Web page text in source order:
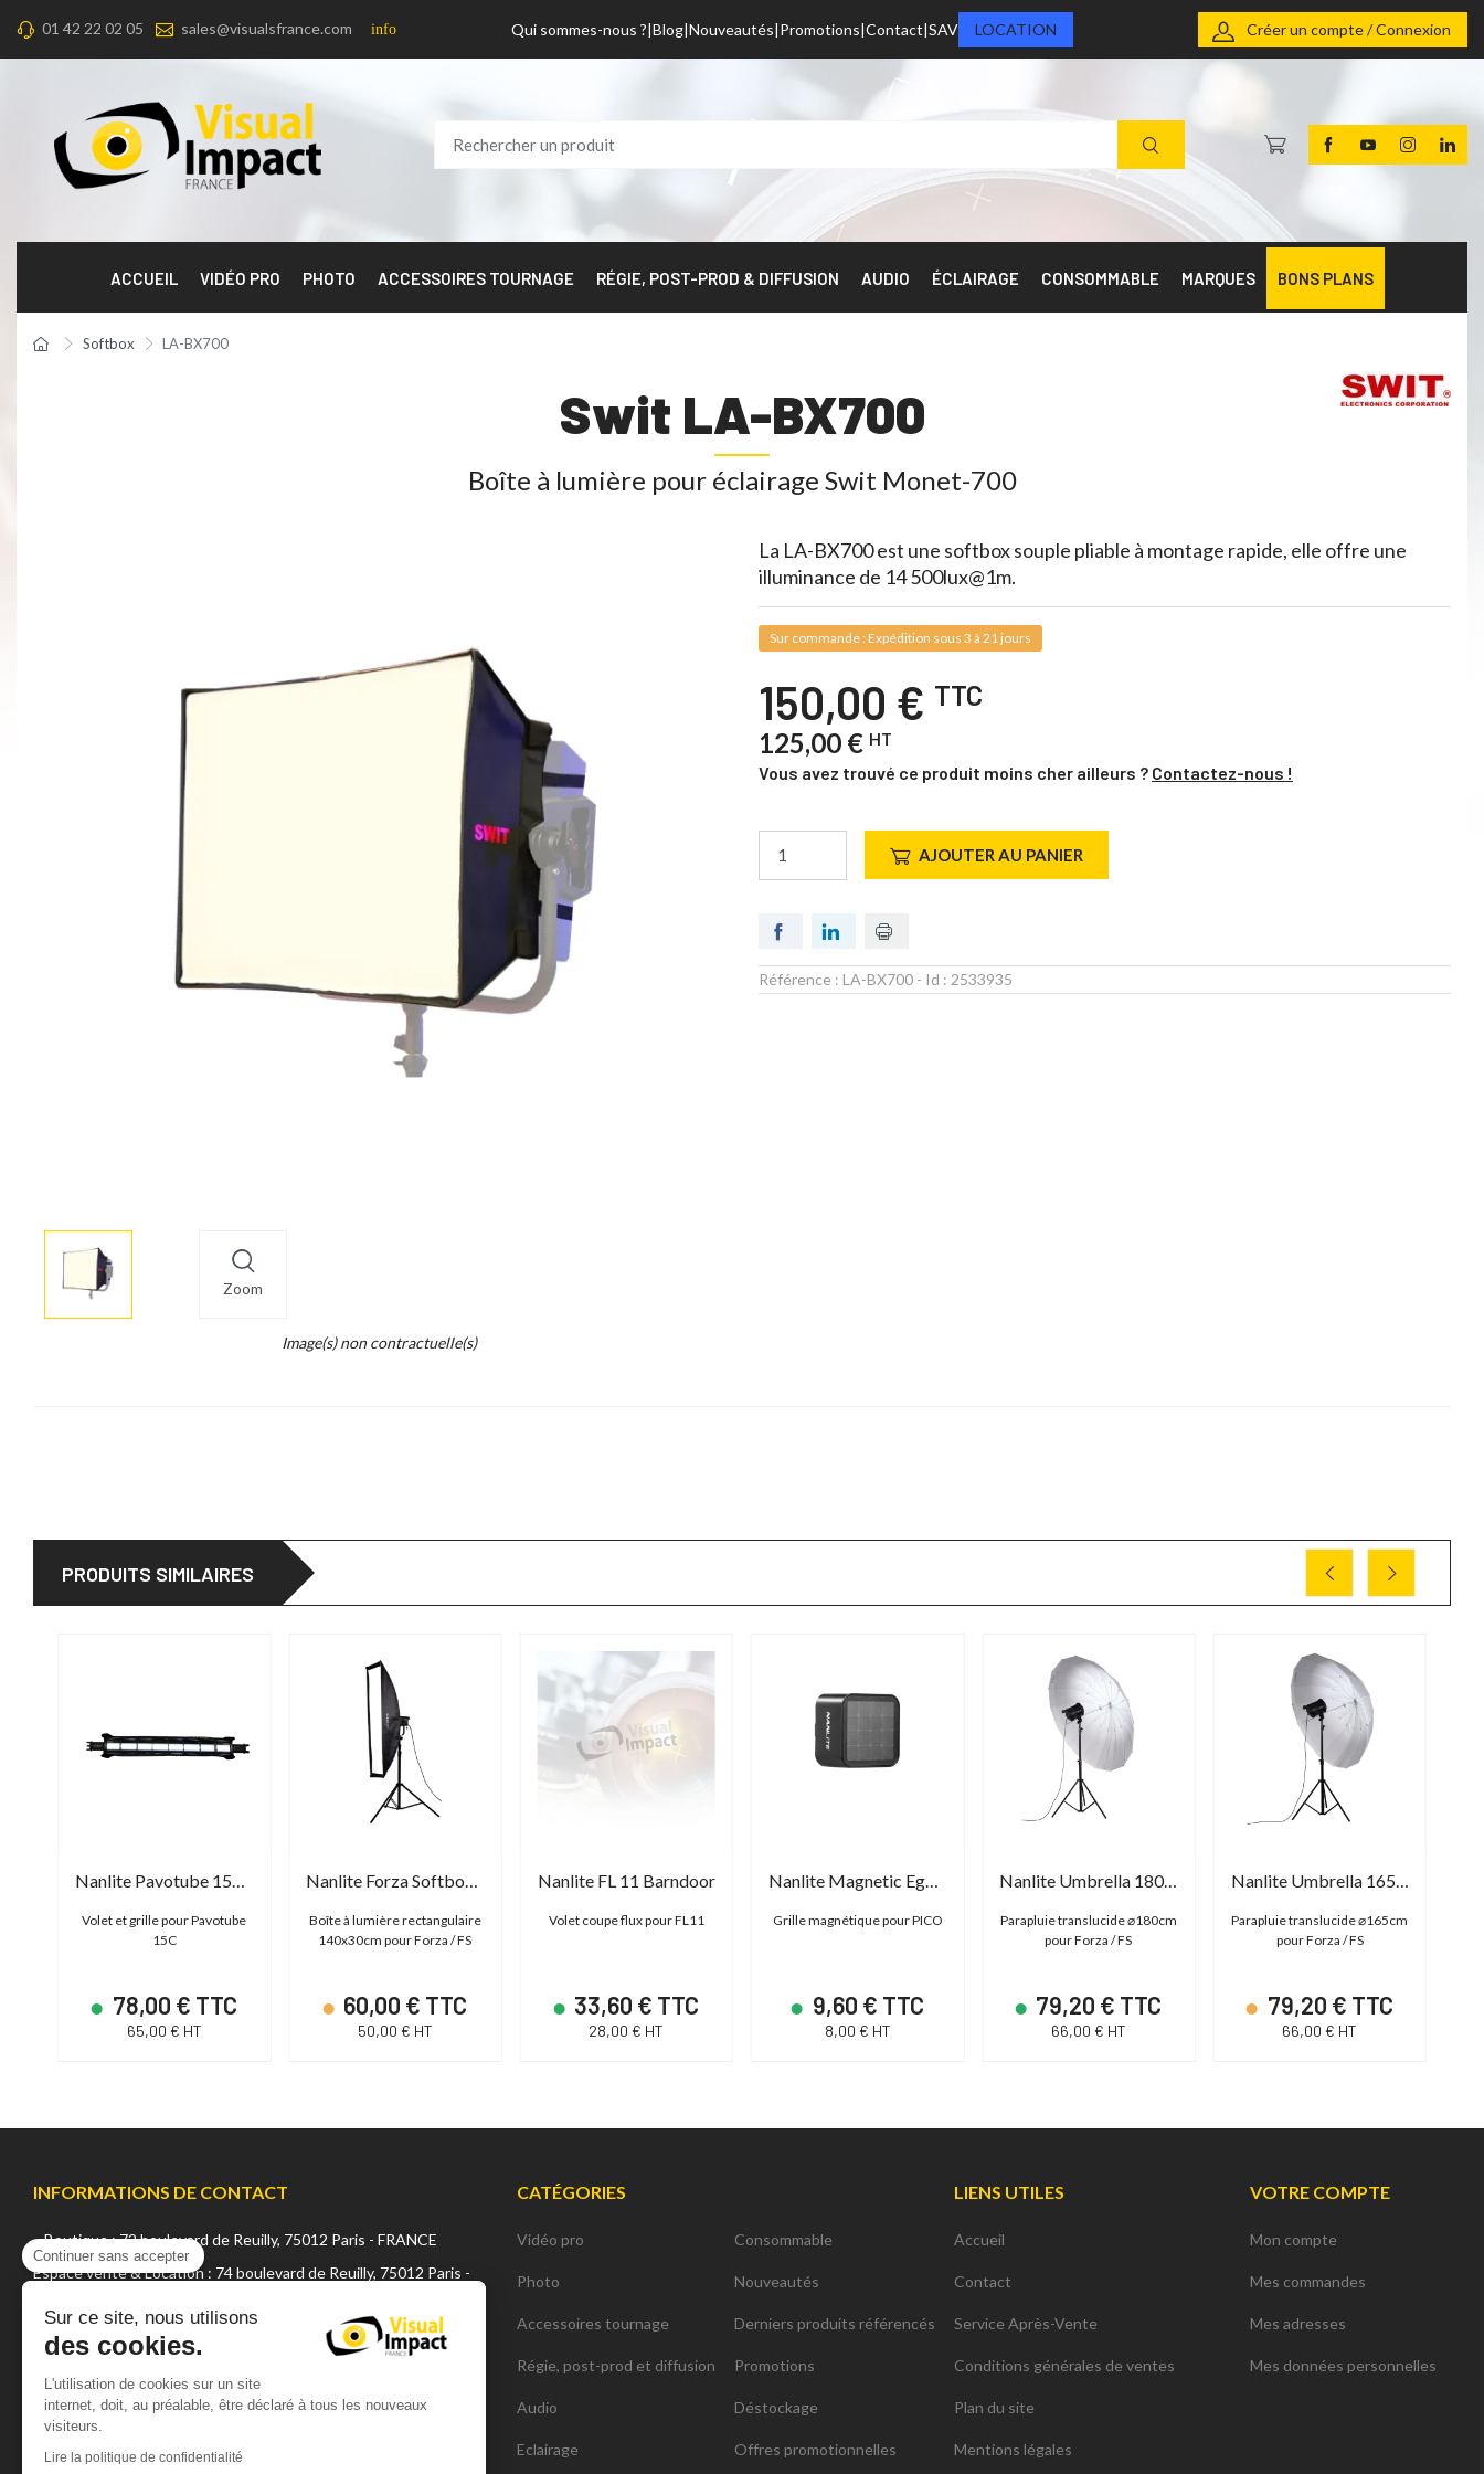
01 42 22 02 05 sales@visualsfrance.com info Qui sommes-nous ? Blog Nouveautés Promotions Contact SAV LOCATION Créer un compte / Connexion
ACCUEIL VIDÉO PRO PHOTO ACCESSOIRES TOURNAGE RÉGIE, POST-PROD & DIFFUSION AUDIO ÉCLAIRAGE CONSOMMABLE MARQUES BONS PLANS
Softbox LA-BX700
Swit LA-BX700
Boîte à lumière pour éclairage Swit Monet-700
Zoom
More
info
Image(s) non contractuelle(s)
La LA-BX700 est une softbox souple pliable à montage rapide, elle offre une
illuminance de 14 500lux@1m.
Sur commande : Expédition sous 3 à 21 jours
150,00 € TTC
125,00 € HT
Vous avez trouvé ce produit moins cher ailleurs ? Contactez-nous !
AJOUTER AU PANIER
Référence : LA-BX700 - Id : 2533935
PRODUITS SIMILAIRES
Nanlite Pavotube 15C Barndoor with eggcrate
Volet et grille pour Pavotube
15C
78,00 € TTC
65,00 € HT
Nanlite Forza Softbox Stripbank 30x140
Boîte à lumière rectangulaire
140x30cm pour Forza / FS
60,00 € TTC
50,00 € HT
Nanlite FL 11 Barndoor
Volet coupe flux pour FL11
33,60 € TTC
28,00 € HT
Nanlite Magnetic Eggcrate for Pico
Grille magnétique pour PICO
9,60 € TTC
8,00 € HT
Nanlite Umbrella 180 Shallow Translucent
Parapluie translucide ⌀180cm
pour Forza / FS
79,20 € TTC
66,00 € HT
Nanlite Umbrella 165 Deep Translucent
Parapluie translucide ⌀165cm
pour Forza / FS
79,20 € TTC
66,00 € HT
INFORMATIONS DE CONTACT
Boutique : 72 boulevard de Reuilly, 75012 Paris - FRANCE
Espace vente & Location : 74 boulevard de Reuilly, 75012 Paris -
+33 (0) 1 42 22 02 05
sales@visualsfrance.com
Matin : de 10h à 12h15 (sauf vendredi 12h)
CATÉGORIES
Vidéo pro
Photo
Accessoires tournage
Régie, post-prod et diffusion
Audio
Eclairage
Consommable
Nouveautés
Derniers produits référencés
Promotions
Déstockage
Offres promotionnelles
LIENS UTILES
Accueil
Contact
Service Après-Vente
Conditions générales de ventes
Plan du site
Mentions légales
VOTRE COMPTE
Mon compte
Mes commandes
Mes adresses
Mes données personnelles
Continuer sans accepter
Sur ce site, nous utilisons
des cookies.
L'utilisation de cookies sur un site
internet, doit, au préalable, être déclaré à tous les nouveaux
visiteurs.
Lire la politique de confidentialité